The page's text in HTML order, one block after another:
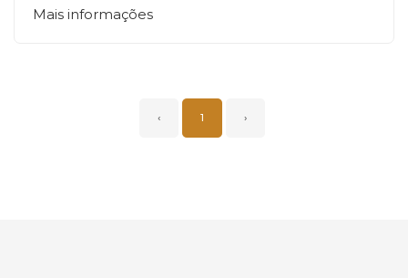
Mais informações
‹ 1 ›